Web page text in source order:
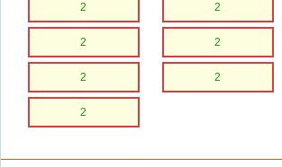
2 2
2 2
2 2
2